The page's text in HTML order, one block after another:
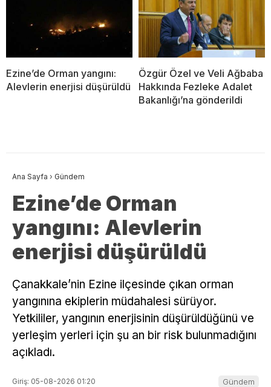
Ezine’de Orman yangını:
Alevlerin enerjisi düşürüldü
Özgür Özel ve Veli Ağbaba
Hakkında Fezleke Adalet
Bakanlığı’na gönderildi
Ana Sayfa › Gündem
Ezine’de Orman
yangını: Alevlerin
enerjisi düşürüldü
Çanakkale’nin Ezine ilçesinde çıkan orman
yangınına ekiplerin müdahalesi sürüyor.
Yetkililer, yangının enerjisinin düşürüldüğünü ve
yerleşim yerleri için şu an bir risk bulunmadığını
açıkladı.
Giriş: 05-08-2026 01:20 Gündem